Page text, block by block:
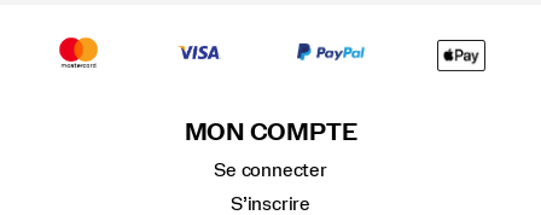
MON COMPTE
Se connecter
S’inscrire